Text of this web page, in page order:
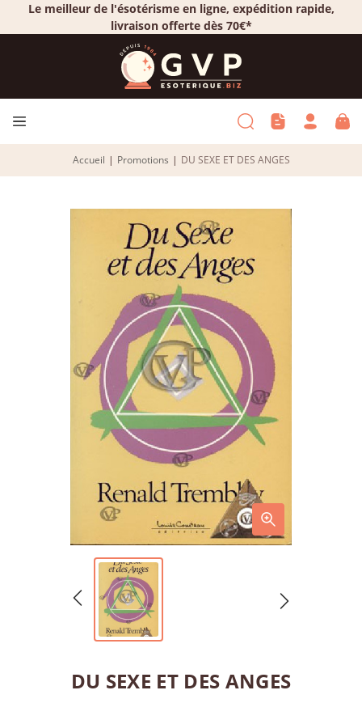
Le meilleur de l'ésotérisme en ligne, expédition rapide,
livraison offerte dès 70€*
Accueil | Promotions | DU SEXE ET DES ANGES
DU SEXE ET DES ANGES